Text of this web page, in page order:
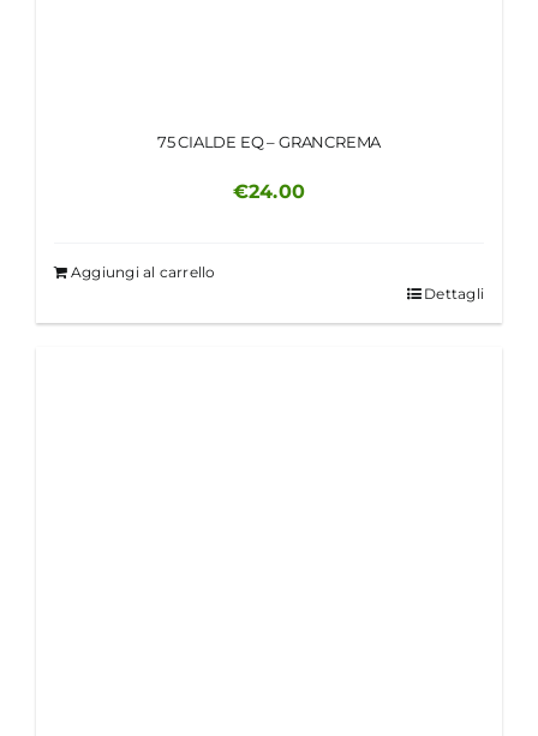
75 CIALDE EQ – GRANCREMA
€24.00
Aggiungi al carrello
Dettagli